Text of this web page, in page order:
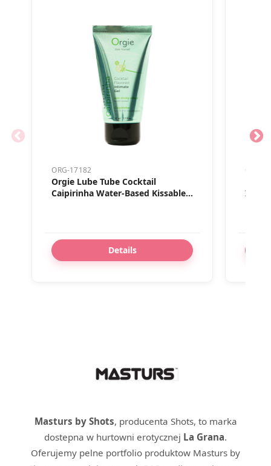
aktywnych składników inspirowanych naturą,
ekstraktami z regionu Amazonii, co pozwala
uzyskać unikalne efekty i nowe doznania.
ORG-17182
Orgie Lube Tube Cocktail
Caipirinha Water-Based Kissable
Details
ORG-
Masturs by Shots, producenta Shots, to marka
dostepna w hurtowni erotycznej La Grana.
Oferujemy pelne portfolio produktow Masturs by